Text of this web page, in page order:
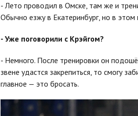
- Лето проводил в Омске, там же и
Обычно езжу в Екатеринбург, но в этом
- Уже поговорили с Крэйгом?
- Немного. После тренировки он
звене удастся закрепиться, то смогу
главное — это бросать.